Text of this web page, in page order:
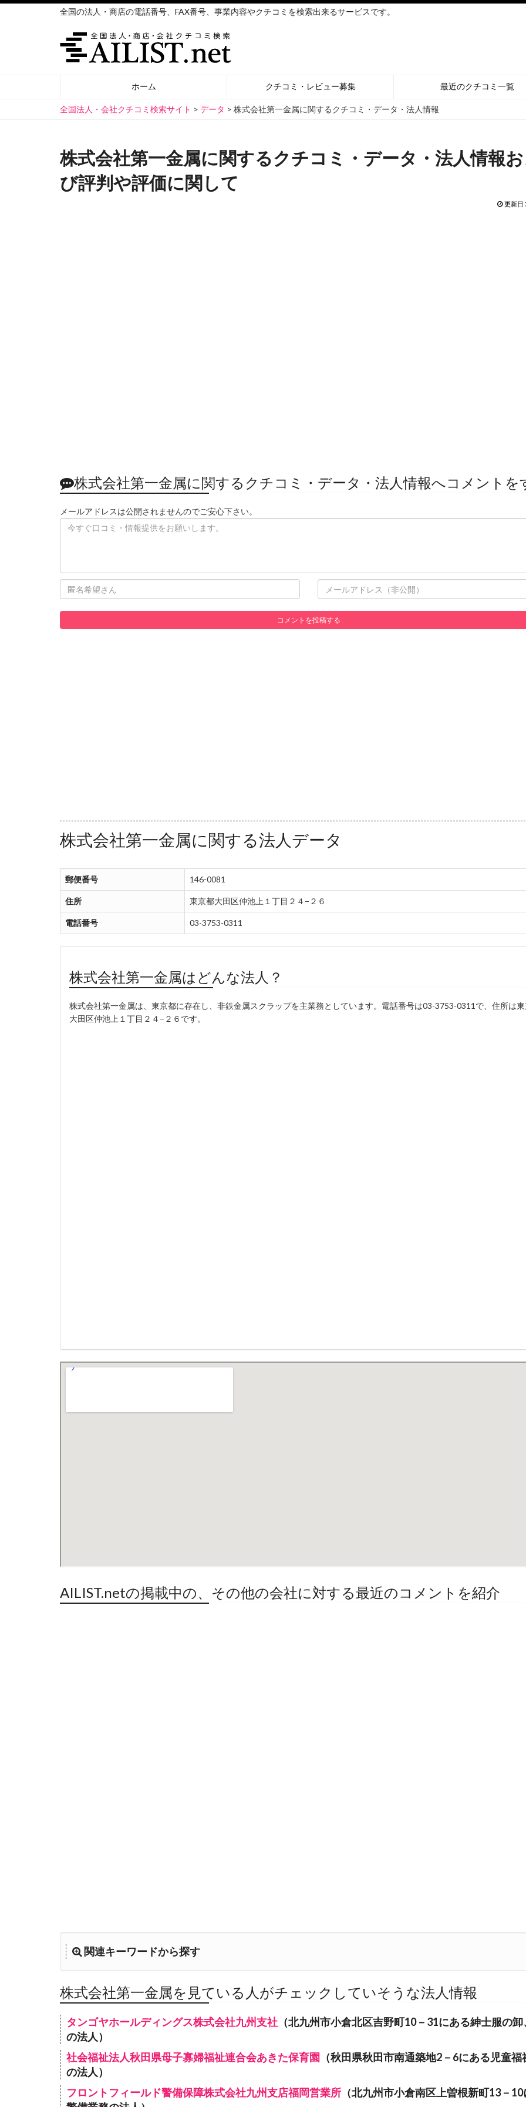
全国の法人・商店の電話番号、FAX番号、事業内容やクチコミを検索出来るサービスです。
ホーム クチコミ・レビュー募集 最近のクチコミ一覧
全国法人・会社クチコミ検索サイト > データ > 株式会社第一金属に関するクチコミ・データ・法人情報
株式会社第一金属に関するクチコミ・データ・法人情報
び評判や評価に関して
更新日
株式会社第一金属に関するクチコミ・データ・法人情報へコメントを
メールアドレスは公開されませんのでご安心下さい。
株式会社第一金属に関する法人データ
郵便番号 146-0081
住所 東京都大田区仲池上１丁目２４−２６
電話番号 03-3753-0311
株式会社第一金属はどんな法人？
株式会社第一金属は、東京都に存在し、非鉄金属スクラップを主業務としています。電話番号は03-3753-0311で、住所は
大田区仲池上１丁目２４−２６です。
AILIST.netの掲載中の、その他の会社に対する最近のコメントを紹介
関連キーワードから探す
株式会社第一金属を見ている人がチェックしていそうな法人情報
タンゴヤホールディングス株式会社九州支社 （北九州市小倉北区吉野町10－31にある紳士服の
の法人）
社会福祉法人秋田県母子寡婦福祉連合会あきた保育園 （秋田県秋田市南通築地2－6にある児童福
の法人）
フロントフィールド警備保障株式会社九州支店福岡営業所 （北九州市小倉南区上曽根新町13－